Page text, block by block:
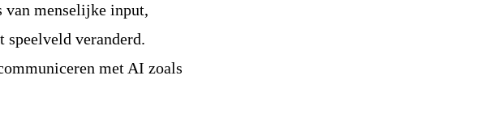
menselijke input,
speelveld veranderd.
met AI zoals